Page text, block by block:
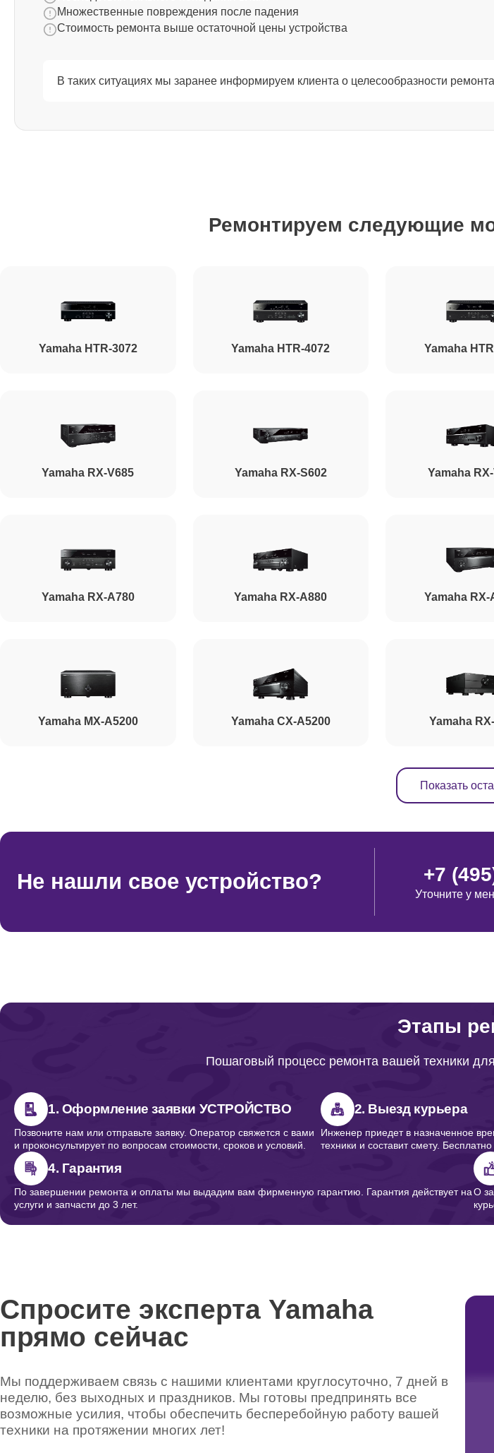
Множественные повреждения после падения
Стоимость ремонта выше остаточной цены устройства
В таких ситуациях мы заранее информируем клиента о целесообразности
Ремонтируем следующие
Yamaha HTR-3072 Yamaha HTR-4072 Yamaha
Yamaha RX-V685 Yamaha RX-S602 Yamaha
Yamaha RX-A780 Yamaha RX-A880 Yamaha RX-
Yamaha MX-A5200 Yamaha CX-A5200 Yamaha
Показать
Не нашли свое устройство? +7
Уточните у
Этапы
Пошаговый процесс ремонта вашей техники
1. Оформление заявки УСТРОЙСТВО
Позвоните нам или отправьте заявку. Оператор свяжется с вами
и проконсультирует по вопросам стоимости, сроков и условий.
2. Выезд курьера
Инженер приедет в назначенное
техники и составит смету. Бесплатно
4. Гарантия
По завершении ремонта и оплаты мы выдадим вам фирменную гарантию. Гарантия действует на
услуги и запчасти до 3 лет.
О
Спросите эксперта Yamaha
прямо сейчас
Мы поддерживаем связь с нашими клиентами круглосуточно, 7 дней в
неделю, без выходных и праздников. Мы готовы предпринять все
возможные усилия, чтобы обеспечить бесперебойную работу вашей
техники на протяжении многих лет!